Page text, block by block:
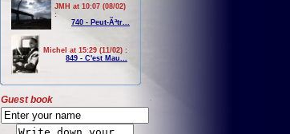
JMH at 10:07 (08/02)
:
740 - Peut-Ãªtr...
Michel at 15:29 (11/02) :
849 - C'est Mau...
Guest book